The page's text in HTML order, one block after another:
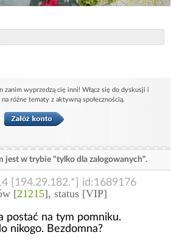
wyprzedzą cię inni! Włącz się do dyskusji i
różne tematy z aktywną społecznością.
jest w trybie "tylko dla zalogowanych".
[194.29.182.*] id:1689176
[21215], status [VIP]
postać na tym pomniku.
nikogo. Bezdomna?